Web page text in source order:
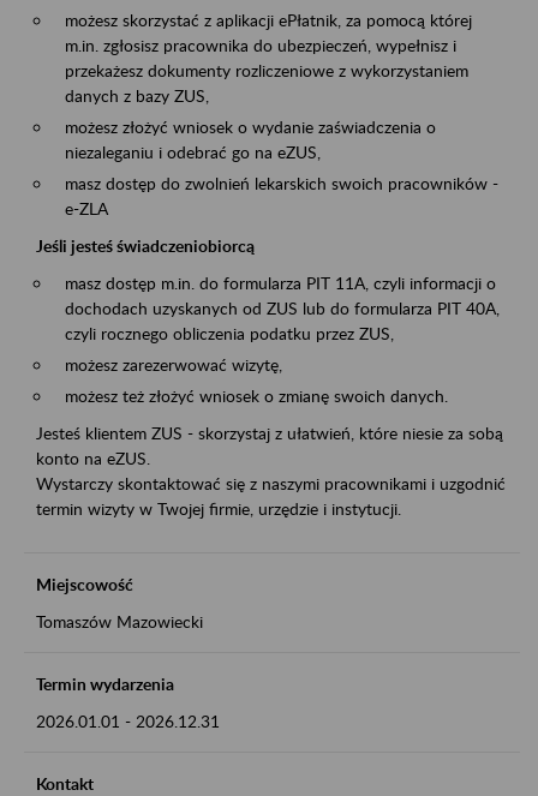
możesz skorzystać z aplikacji ePłatnik, za pomocą której
m.in. zgłosisz pracownika do ubezpieczeń, wypełnisz i
przekażesz dokumenty rozliczeniowe z wykorzystaniem
danych z bazy ZUS,
możesz złożyć wniosek o wydanie zaświadczenia o
niezaleganiu i odebrać go na eZUS,
masz dostęp do zwolnień lekarskich swoich pracowników -
e-ZLA
Jeśli jesteś świadczeniobiorcą
masz dostęp m.in. do formularza PIT 11A, czyli informacji o
dochodach uzyskanych od ZUS lub do formularza PIT 40A,
czyli rocznego obliczenia podatku przez ZUS,
możesz zarezerwować wizytę,
możesz też złożyć wniosek o zmianę swoich danych.
Jesteś klientem ZUS - skorzystaj z ułatwień, które niesie za sobą
konto na eZUS.
Wystarczy skontaktować się z naszymi pracownikami i uzgodnić
termin wizyty w Twojej firmie, urzędzie i instytucji.
Miejscowość
Tomaszów Mazowiecki
Termin wydarzenia
2026.01.01 - 2026.12.31
Kontakt